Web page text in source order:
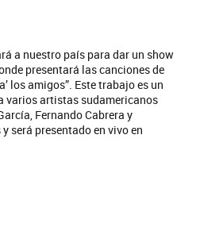
a nuestro país para dar un show
presentará las canciones de
los amigos”. Este trabajo es un
varios artistas sudamericanos
Fernando Cabrera y
será presentado en vivo en